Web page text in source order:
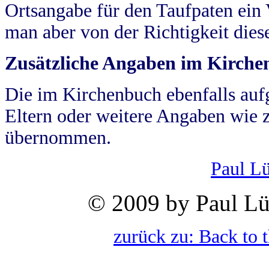
Ortsangabe für den Taufpaten
man aber von der Richtigkeit
Zusätzliche Angaben im
Die im Kirchenbuch ebenfalls
Eltern oder weitere Angaben wie
übernommen.
Paul
© 2009 by Paul
zurück zu: Back to